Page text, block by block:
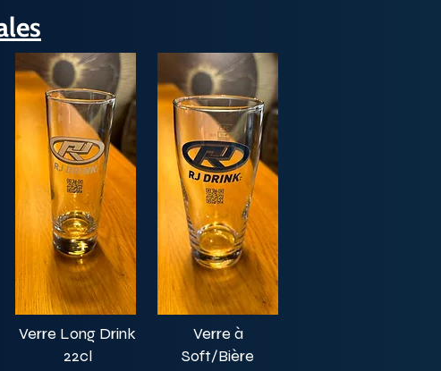
Verre Long Drink
22cl
Verre à
Soft/Bière